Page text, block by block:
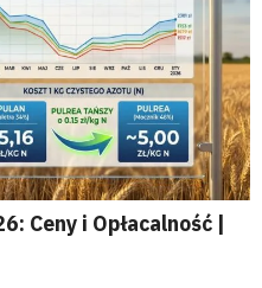
Ceny i Opłacalność |